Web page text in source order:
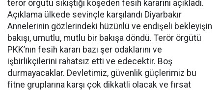
terör örgütü sıkıştığı köşeden fesih kararını açıkladı.
Açıklama ülkede sevinçle karşılandı Diyarbakır
Annelerinin gözlerindeki hüzünlü ve endişeli bekleyişin
bakışı, umutlu, mutlu bir bakışa döndü. Terör örgütü
PKK’nın fesih kararı bazı şer odaklarını ve
işbirlikçilerini rahatsız etti ve edecektir. Boş
durmayacaklar. Devletimiz, güvenlik güçlerimiz bu
fitne gruplarına karşı çok dikkatli olacak ve fırsat